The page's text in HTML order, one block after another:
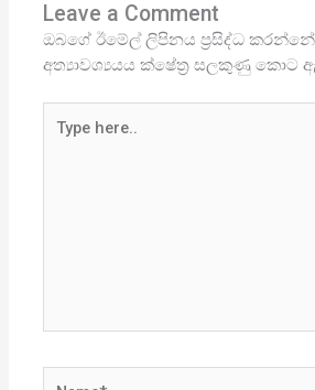
Leave a Comment
ඔබගේ ඊමේල් ලිපිනය ප්‍රසිද්ධ
අත්‍යාවශ්‍යයය ක්ෂේත්‍ර සලකුණු කොට
here..